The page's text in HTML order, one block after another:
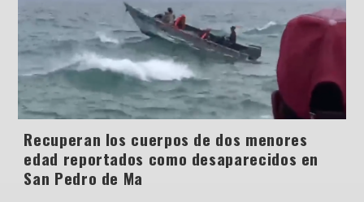
Recuperan los cuerpos de dos menores
edad reportados como desaparecidos en
San Pedro de Ma